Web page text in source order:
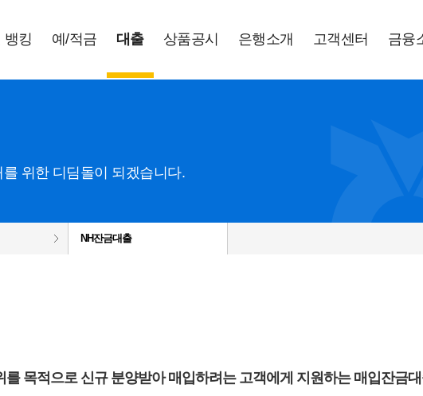
뱅킹 예/적금 대출 상품공시 은행소개 고객센터 금융
위한 디딤돌이 되겠습니다.
NH잔금대출
를 목적으로 신규 분양받아 매입하려는 고객에게 지원하는 매입잔금